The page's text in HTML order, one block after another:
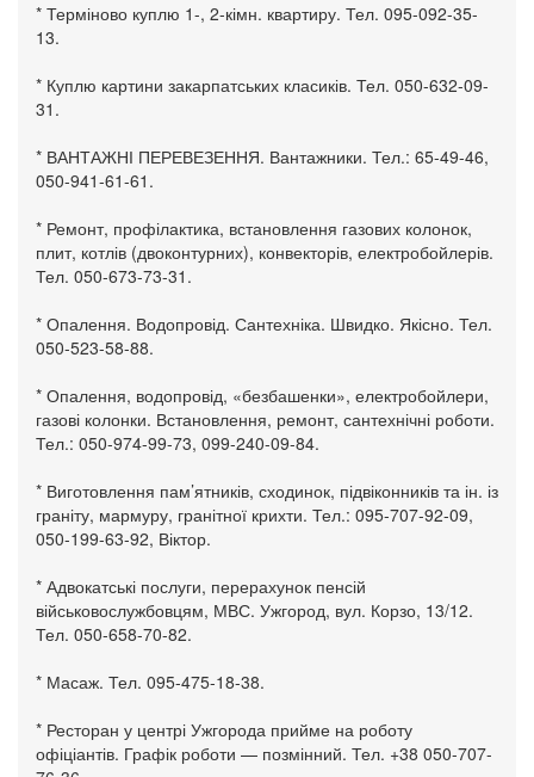
* Терміново куплю 1-, 2-кімн. квартиру. Тел. 095-092-35-
13.
* Куплю картини закарпатських класиків. Тел. 050-632-09-
31.
* ВАНТАЖНІ ПЕРЕВЕЗЕННЯ. Вантажники. Тел.: 65-49-46,
050-941-61-61.
* Ремонт, профілактика, встановлення газових колонок,
плит, котлів (двоконтурних), конвекторів, електробойлерів.
Тел. 050-673-73-31.
* Опалення. Водопровід. Сантехніка. Швидко. Якісно. Тел.
050-523-58-88.
* Опалення, водопровід, «безбашенки», електробойлери,
газові колонки. Встановлення, ремонт, сантехнічні роботи.
Тел.: 050-974-99-73, 099-240-09-84.
* Виготовлення пам’ятників, сходинок, підвіконників та ін. із
граніту, мармуру, гранітної крихти. Тел.: 095-707-92-09,
050-199-63-92, Віктор.
* Адвокатські послуги, перерахунок пенсій
військовослужбовцям, МВС. Ужгород, вул. Корзо, 13/12.
Тел. 050-658-70-82.
* Масаж. Тел. 095-475-18-38.
* Ресторан у центрі Ужгорода прийме на роботу
офіціантів. Графік роботи — позмінний. Тел. +38 050-707-